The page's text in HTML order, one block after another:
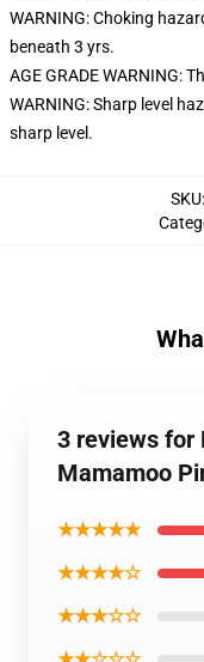
WARNING: Choking
beneath 3 yrs.
AGE GRADE WARNING:
WARNING: Sharp level
sharp level.
SKU:
3 reviews for
Mamamoo
★★★★★
★★★★☆
★★★☆☆